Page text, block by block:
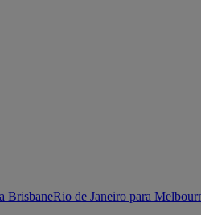
BrisbaneRio de Janeiro para